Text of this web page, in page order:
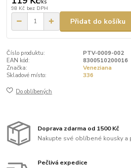
/ks
98 Kč bez DPH
Přidat do košíku
Číslo produktu:
PTV-0009-002
EAN kód:
8300510200016
Značka:
Veneziana
Skladové místo:
336
Do oblíbených
Doprava zdarma od 1500 Kč
Nakupte své oblíbené kousky a
Pečlivá expedice